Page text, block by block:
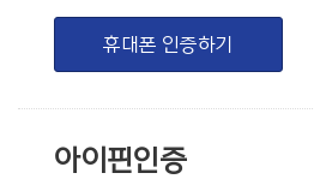
휴대폰 인증하기
아이핀인증